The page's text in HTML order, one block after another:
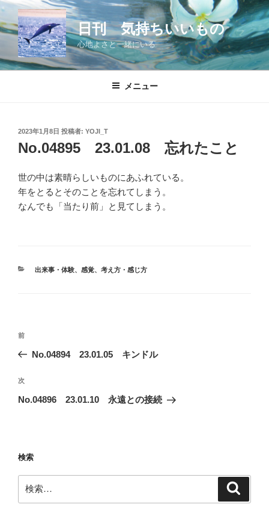
コ
ン
テ
ツ
日刊 気持ちいいもの
心地よさと一緒にいる
メニュー
投
稿
日:
2023年1月8日 投稿者: YOJI_T
No.04895 23.01.08 忘れたこと
世の中は素晴らしいものにあふれている。
年をとるとそのことを忘れてしまう。
なんでも「当たり前」と見てしまう。
カ
出来事・体験、 感覚、 考え方・感じ方
投
ビ
ゲ
ン
前
の
稿
前
No.04894 23.01.05 キンドル
次
の
次
No.04896 23.01.10 永遠との接続
検索
索: